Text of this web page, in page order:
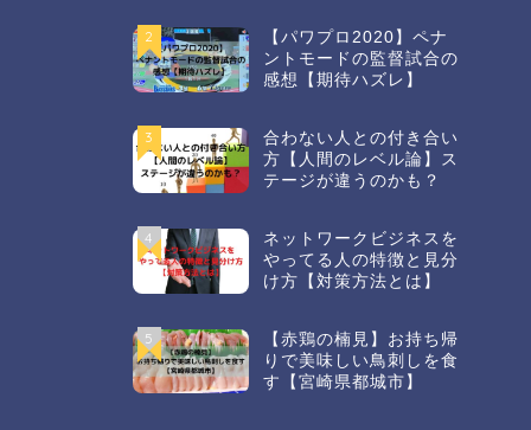
2
【パワプロ2020】ペナ
ントモードの監督試合の
感想【期待ハズレ】
3
合わない人との付き合い
方【人間のレベル論】ス
テージが違うのかも？
4
ネットワークビジネスを
やってる人の特徴と見分
け方【対策方法とは】
5
【赤鶏の楠見】お持ち帰
りで美味しい鳥刺しを食
す【宮崎県都城市】